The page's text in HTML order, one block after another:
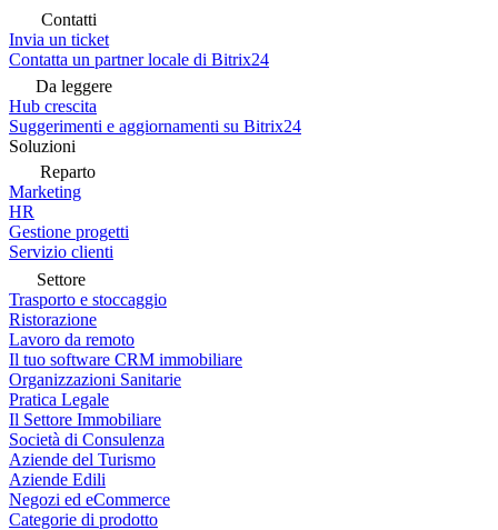
Contatti
Invia un ticket
Contatta un partner locale di Bitrix24
Da leggere
Hub crescita
Suggerimenti e aggiornamenti su Bitrix24
Soluzioni
Reparto
Marketing
HR
Gestione progetti
Servizio clienti
Settore
Trasporto e stoccaggio
Ristorazione
Lavoro da remoto
Il tuo software CRM immobiliare
Organizzazioni Sanitarie
Pratica Legale
Il Settore Immobiliare
Società di Consulenza
Aziende del Turismo
Aziende Edili
Negozi ed eCommerce
Categorie di prodotto